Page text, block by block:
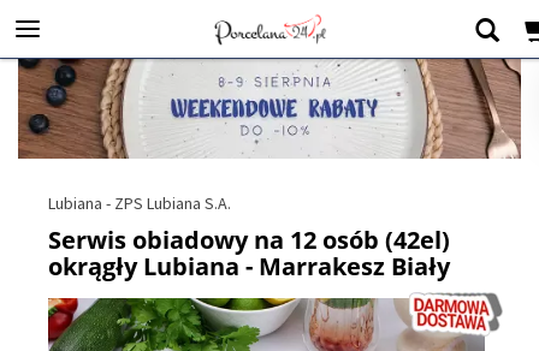
Lubiana - ZPS Lubiana S.A.
Serwis obiadowy na 12 osób (42el)
okrągły Lubiana - Marrakesz Biały